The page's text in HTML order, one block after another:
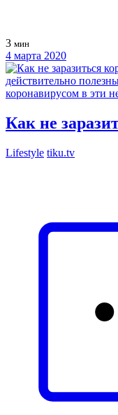
3 мин
4 марта 2020
Как не
Lifestyle tiku.tv